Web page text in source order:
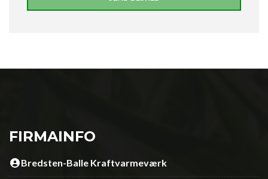
FIRMAINFO
Bredsten-Balle Kraftvarmeværk